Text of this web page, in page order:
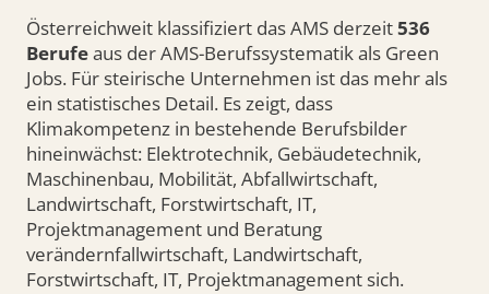
Österreichweit klassifiziert das AMS derzeit536
Berufeaus der AMS-Berufssystematik als Green
Jobs. Für steirische Unternehmen ist das mehr als
ein statistisches Detail. Es zeigt, dass
Klimakompetenz in bestehende Berufsbilder
hineinwächst: Elektrotechnik, Gebäudetechnik,
Maschinenbau, Mobilität, Abfallwirtschaft,
Landwirtschaft, Forstwirtschaft, IT,
Projektmanagement und Beratung
verändernfallwirtschaft, Landwirtschaft,
Forstwirtschaft, IT, Projektmanagement sich.